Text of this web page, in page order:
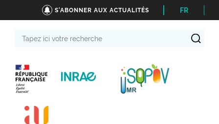
S'ABONNER AUX ACTUALITÉS FR